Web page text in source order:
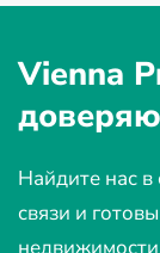
Vienna
Найдите нас в
связи и